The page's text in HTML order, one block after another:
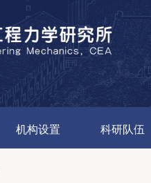
机构设置 科研队伍